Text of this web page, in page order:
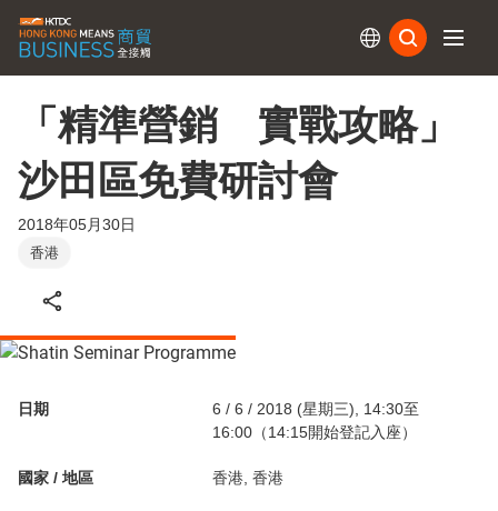
「精準營銷 實戰攻略」
沙田區免費研討會
2018年05月30日
香港
日期
6 / 6 / 2018 (星期三), 14:30至
16:00（14:15開始登記入座）
國家 / 地區 香港, 香港